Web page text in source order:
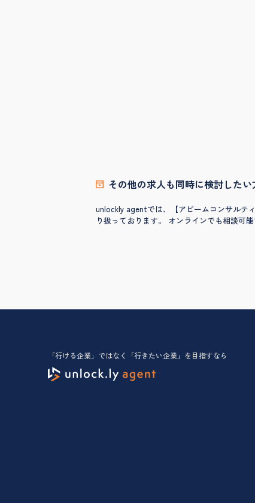
その他の求人も同時に検討したい
unlockly agentでは、【アビームコンサルテ
り扱っております。 オンラインでも相談可
「行ける企業」ではなく「行きたい企業」を目指すなら